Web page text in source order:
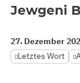
Jewgeni
27. Dezember
Letztes Wort